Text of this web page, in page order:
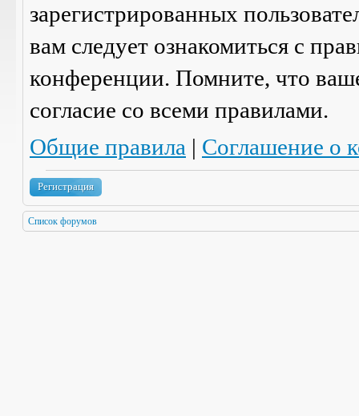
зарегистрированных
вам следует ознакомиться с
конференции. Помните, что
согласие со всеми правилами.
Общие правила | Соглашение о
Регистрация
Список форумов